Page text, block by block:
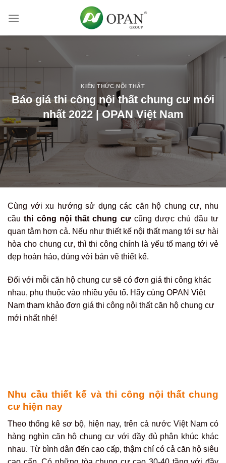
KIẾN THỨC NỘI THẤT
Báo giá thi công nội thất chung cư mới
nhất 2022 | OPAN Việt Nam
Cùng với xu hướng sử dụng các căn hộ chung cư, nhu
cầuthi công nội thất chung cư cũng được chủ đầu tư
quan tâm hơn cả. Nếu như thiết kế nội thất mang tới sự hài
hòa cho chung cư, thì thi công chính là yếu tố mang tới vẻ
đẹp hoàn hảo, đúng với bản vẽ thiết kế.
Đối với mỗi căn hộ chung cư sẽ có đơn giá thi công khác
nhau, phụ thuộc vào nhiều yếu tố. Hãy cùng OPAN Việt
Nam tham khảo đơn giá thi công nội thất căn hộ chung cư
mới nhất nhé!
Nhu cầu thiết kế và thi công nội thất chung
cư hiện nay
Theo thống kê sơ bộ, hiện nay, trên cả nước Việt Nam có
hàng nghìn căn hộ chung cư với đầy đủ phân khúc khác
nhau. Từ bình dân đến cao cấp, thậm chí có cả căn hộ siêu